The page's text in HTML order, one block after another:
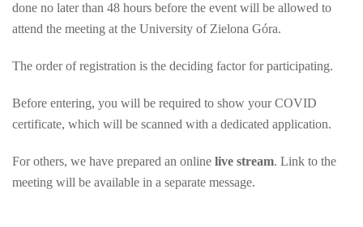
done no later than 48 hours before the event will be allowed to
attend the meeting at the University of Zielona Góra.
The order of registration is the deciding factor for participating.
Before entering, you will be required to show your COVID
certificate, which will be scanned with a dedicated application.
For others, we have prepared an online live stream. Link to the
meeting will be available in a separate message.